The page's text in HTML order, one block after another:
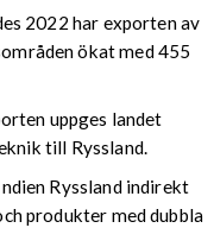
2022 har exporten av
ökat med 455
uppges landet
till Ryssland.
Ryssland indirekt
produkter med dubbla